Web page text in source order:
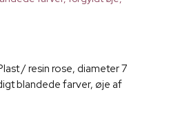
/ resin rose, diameter 7
blandede farver, øje af